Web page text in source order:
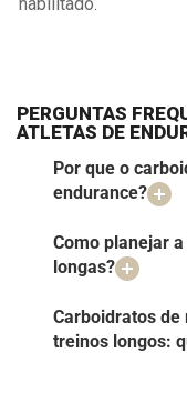
PERGUNTAS
ATLETAS DE
Por que o
endurance?
Como planejar
longas?
Carboidratos
treinos longos: